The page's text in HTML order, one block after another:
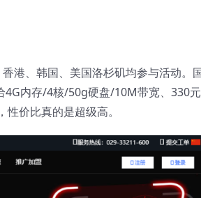
港、韩国、美国洛杉矶均参与活动。
4G内存/4核/50g硬盘/10M带宽、330
价比真的是超级高。